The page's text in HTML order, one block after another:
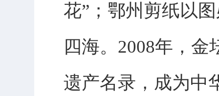
花”；鄂州剪纸以
四海。2008年，
遗产名录，成为中